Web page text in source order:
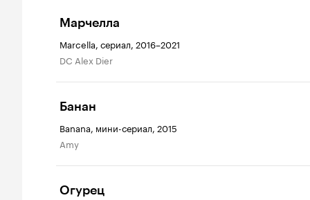
Марчелла
Marcella, сериал, 2016–2021
DC Alex Dier
Банан
Banana, мини-сериал, 2015
Amy
Огурец